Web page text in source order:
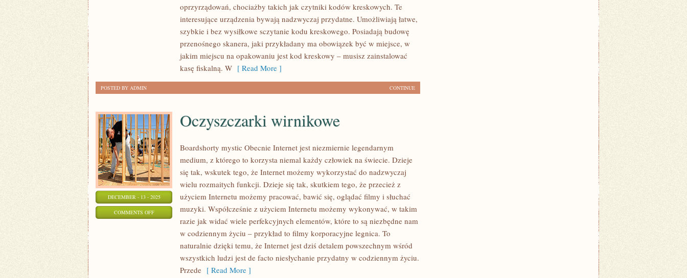
UBEZPIECZENIA?
oprzyrządowań, chociażby takich jak czytniki kodów kreskowych. Te
interesujące urządzenia bywają nadzwyczaj przydatne. Umożliwiają łatwe,
szybkie i bez wysiłkowe sczytanie kodu kreskowego. Posiadają budowę
przenośnego skanera, jaki przykładany ma obowiązek być w miejsce, w
jakim miejscu na opakowaniu jest kod kreskowy – musisz zainstalować
kasę fiskalną. W [ Read More ]
CONTINUE
POSTED BY ADMIN
DECEMBER - 13 - 2025
COMMENTS OFFON
OCZYSZCZARKI
WIRNIKOWE
Oczyszczarki wirnikowe
Boardshorty mystic Obecnie Internet jest niezmiernie legendarnym
medium, z którego to korzysta niemal każdy człowiek na świecie. Dzieje
się tak, wskutek tego, że Internet możemy wykorzystać do nadzwyczaj
wielu rozmaitych funkcji. Dzieje się tak, skutkiem tego, że przecież z
użyciem Internetu możemy pracować, bawić się, oglądać filmy i słuchać
muzyki. Współcześnie z użyciem Internetu możemy wykonywać, w takim
razie jak widać wiele perfekcyjnych elementów, które to są niezbędne nam
w codziennym życiu – przykład to filmy korporacyjne legnica. To
naturalnie dzięki temu, że Internet jest dziś detalem powszechnym wśród
wszystkich ludzi jest de facto niesłychanie przydatny w codziennym życiu.
Przede [ Read More ]